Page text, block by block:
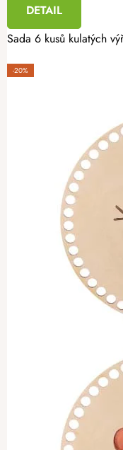
DETAIL
Sada 6 kusů kulatých
-20%